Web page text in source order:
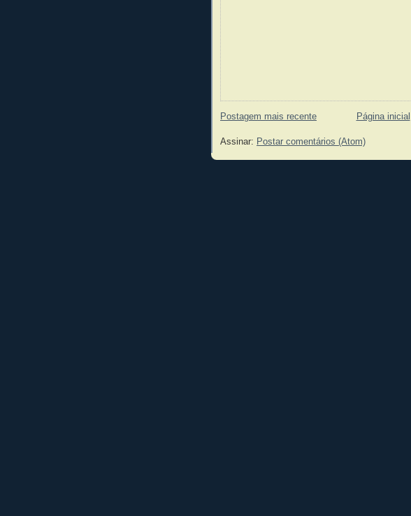
Postagem mais recente Página inicial
Assinar: Postar comentários (Atom)